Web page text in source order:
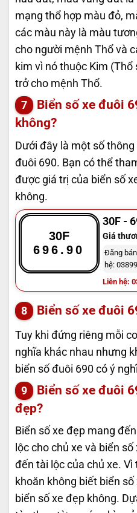
mạng thổ hợp màu đỏ,
các màu này là màu
cho người mệnh Thổ và
kim vì nó thuộc Kim
trở cho mệnh Thổ.
Biển số xe đuôi
không?
Dưới đây là một số
đuôi 690. Bạn có thể
được giá trị của biển số
không.
30F
696.90
30F -
Giá
Đăng
hệ:
Liên hệ:
Biển số xe đuôi
Tuy khi đứng riêng mỗi
nghĩa khác nhau nhưng
biển số đuôi 690 có ý
Biển số xe đuôi
đẹp?
Biển số xe đẹp mang
lộc cho chủ xe và biển
đến tài lộc của chủ xe.
khoăn không biết biển
biển số xe đẹp không.